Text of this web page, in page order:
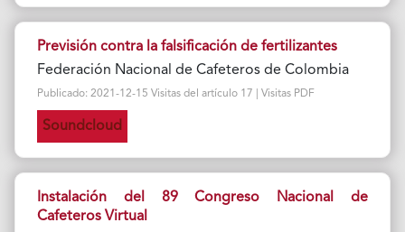
Previsión contra la falsificación de fertilizantes
Federación Nacional de Cafeteros de Colombia
Publicado: 2021-12-15 Visitas del artículo 17 | Visitas PDF
Soundcloud
Instalación del 89 Congreso Nacional de
Cafeteros Virtual